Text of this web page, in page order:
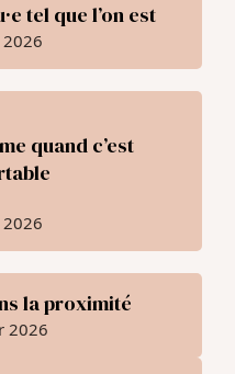
tel que l’on est
quand c’est
la proximité
2026